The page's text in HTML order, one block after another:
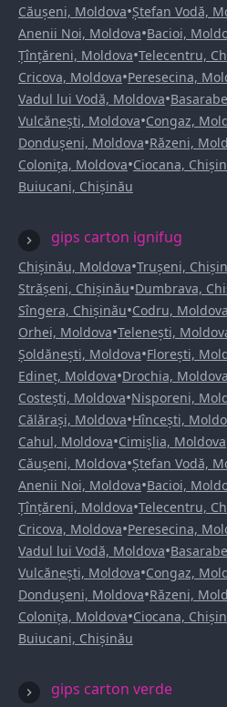
Căușeni, Moldova•Ștefan Vodă,
Anenii Noi, Moldova•Bacioi,
Țînțăreni, Moldova•Telecentru,
Cricova, Moldova•Peresecina,
Vadul lui Vodă, Moldova•
Vulcănești, Moldova•Congaz,
Dondușeni, Moldova•Răzeni,
Colonița, Moldova•Ciocana,
Buiucani, Chișinău
gips carton ignifug
Chișinău, Moldova•Trușeni,
Strășeni, Chișinău•Dumbrava,
Sîngera, Chișinău•Codru, Moldova
Orhei, Moldova•Telenești,
Șoldănești, Moldova•Florești,
Edineț, Moldova•Drochia, Moldova
Costești, Moldova•Nisporeni,
Călărași, Moldova•Hîncești,
Cahul, Moldova•Cimișlia, Moldova
Căușeni, Moldova•Ștefan Vodă,
Anenii Noi, Moldova•Bacioi,
Țînțăreni, Moldova•Telecentru,
Cricova, Moldova•Peresecina,
Vadul lui Vodă, Moldova•
Vulcănești, Moldova•Congaz,
Dondușeni, Moldova•Răzeni,
Colonița, Moldova•Ciocana,
Buiucani, Chișinău
gips carton verde